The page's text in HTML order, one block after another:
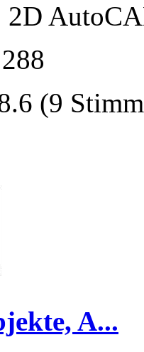
2D
(9
A...